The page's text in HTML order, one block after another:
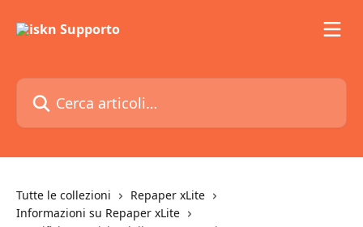
Cerca articoli…
Tutte le collezioni
Repaper xLite
Informazioni su Repaper xLite